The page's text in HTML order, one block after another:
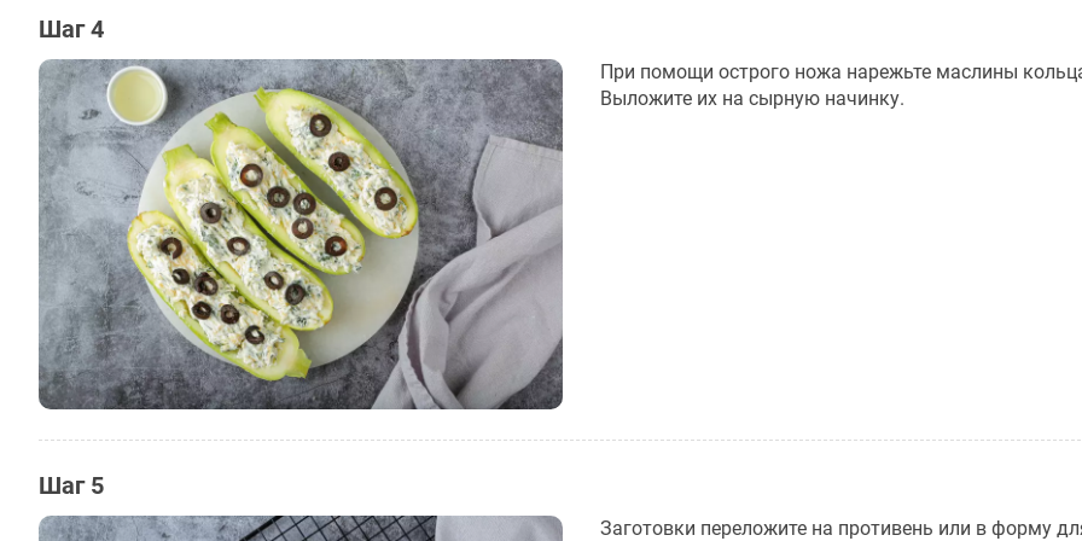
Шаг 4
При помощи острого ножа нарежьте маслины
Выложите их на сырную начинку.
Шаг 5
Заготовки переложите на противень или в форму